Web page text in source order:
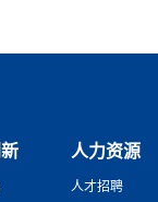
人力资源
人才招聘